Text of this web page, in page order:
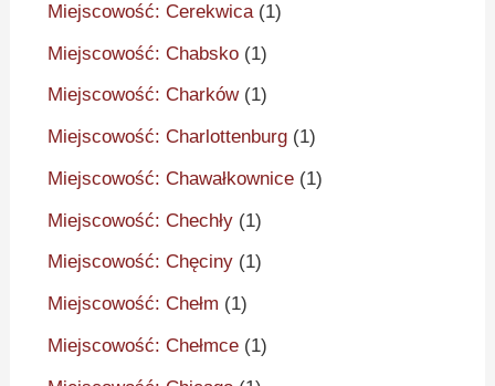
Miejscowość: Cerekwica(1)
Miejscowość: Chabsko (1)
Miejscowość: Charków(1)
Miejscowość: Charlottenburg (1)
Miejscowość: Chawałkownice (1)
Miejscowość: Chechły (1)
Miejscowość: Chęciny (1)
Miejscowość: Chełm (1)
Miejscowość: Chełmce (1)